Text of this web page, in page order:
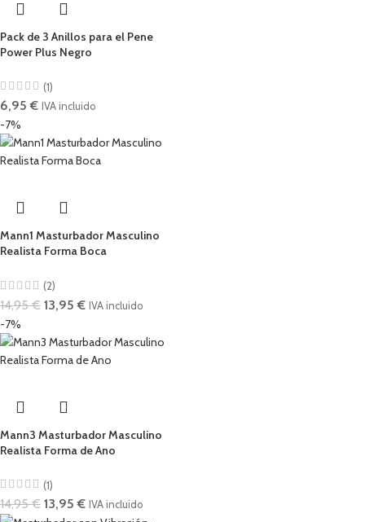
Pack de 3 Anillos para el Pene
Power Plus Negro
(1)
6,95€ IVA incluido
-7%
Mann1 Masturbador Masculino
Realista Forma Boca
(2)
14,95€ 13,95€ IVA incluido
-7%
Mann3 Masturbador Masculino
Realista Forma de Ano
(1)
14,95€ 13,95€ IVA incluido